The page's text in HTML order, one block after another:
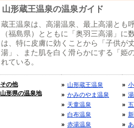
山形蔵王温泉の温泉ガイド
蔵王温泉は、高湯温泉、最上高湯とも
（福島県）とともに「奥羽三高湯」に
は、特に皮膚に効くことから「子供が
湯」、また肌を白く滑らかにする「姫
れている。
その他
山形県の温泉地
» 山形蔵王温泉
» かみのやま温泉
» 天童温泉
» 白布温泉
» 赤湯温泉
»
»
»
»
»